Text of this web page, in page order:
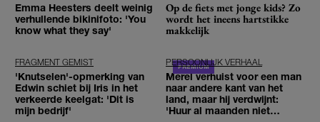
Emma Heesters deelt weinig
verhullende bikinifoto: 'You
know what they say'
Op de fiets met jonge kids? Zo
wordt het ineens hartstikke
makkelijk
FRAGMENT GEMIST
'Knutselen'-opmerking van
Edwin schiet bij Iris in het
verkeerde keelgat: 'Dit is
mijn bedrijf'
PERSOONLIJK VERHAAL
Merel verhuist voor een man
naar andere kant van het
land, maar hij verdwijnt:
'Huur al maanden niet